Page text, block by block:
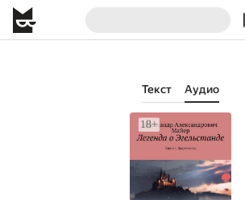
Текст Аудио